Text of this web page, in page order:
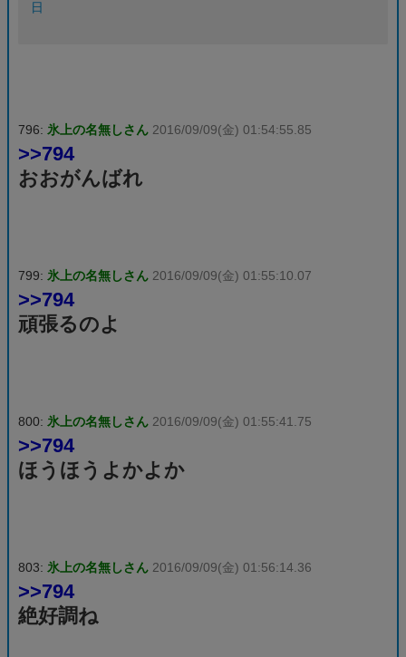
日
796: 氷上の名無しさん 2016/09/09(金) 01:54:55.85
>>794
おおがんばれ
799: 氷上の名無しさん 2016/09/09(金) 01:55:10.07
>>794
頑張るのよ
800: 氷上の名無しさん 2016/09/09(金) 01:55:41.75
>>794
ほうほうよかよか
803: 氷上の名無しさん 2016/09/09(金) 01:56:14.36
>>794
絶好調ね